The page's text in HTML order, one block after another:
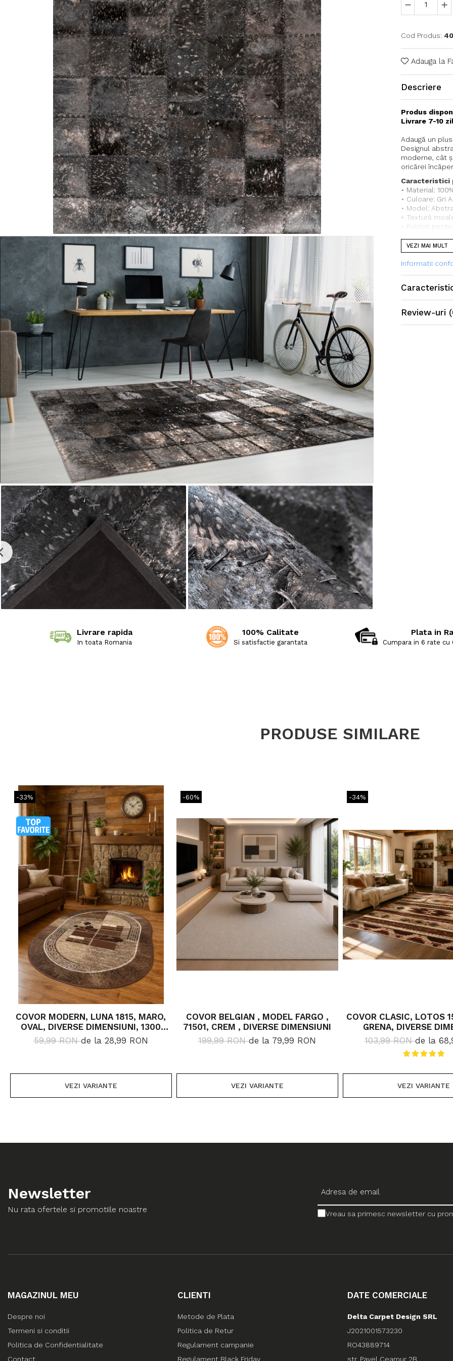
Cod Produs:
Adauga la
Descriere
Produs
Livrare 7-10
Adaugă un
Designul
moderne, cât
oricărei
Caracteristici
• Material:
• Culoare: Gri
• Model:
• Textură
• Potrivit
VEZI MAI MULT
Informatii
Review-uri
Livrare rapida
In toata Romania
100% Calitate
Si satisfactie garantata
Plata in
Cumpara in 6 rate cu
PRODUSE SIMILARE
-33%
COVOR MODERN, LUNA 1815, MARO,
OVAL, DIVERSE DIMENSIUNI, 1300
GR/MP
59,99 RONde la 28,99 RON
VEZI VARIANTE
-60%
COVOR BELGIAN , MODEL FARGO ,
71501, CREM , DIVERSE DIMENSIUNI
199,99 RONde la 79,99 RON
VEZI VARIANTE
-34%
COVOR CLASIC, LOTOS
GRENA, DIVERSE
103,99 RONde la
VEZI VARIANTE
Newsletter
Nu rata ofertele si promotiile noastre Vreau sa primesc newsletter cu
MAGAZINUL MEU
Despre noi
Termeni si conditii
Politica de Confidentialitate
Contact
CLIENTI
Metode de Plata
Politica de Retur
Regulament campanie
Regulament Black Friday
DATE COMERCIALE
Delta Carpet Design SRL
J2021001573230
RO43889714
str. Pavel Ceamur 2B